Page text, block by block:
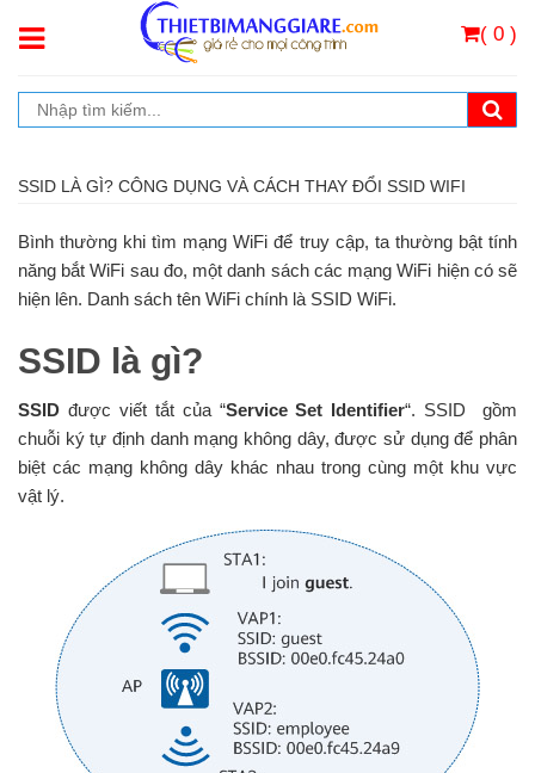
( 0 )
SSID LÀ GÌ? CÔNG DỤNG VÀ CÁCH THAY ĐỔI SSID WIFI
Bình thường khi tìm mạng WiFi để truy cập, ta thường bật tính
năng bắt WiFi sau đo, một danh sách các mạng WiFi hiện có sẽ
hiện lên. Danh sách tên WiFi chính là SSID WiFi.
SSID là gì?
SSID được viết tắt của “Service Set Identifier“. SSID gồm
chuỗi ký tự định danh mạng không dây, được sử dụng để phân
biệt các mạng không dây khác nhau trong cùng một khu vực
vật lý.